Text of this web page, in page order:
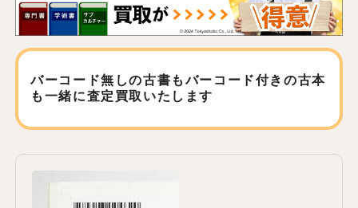
バーコード無しの古書もバーコード付きの古本
も 一緒に査定買取いたします